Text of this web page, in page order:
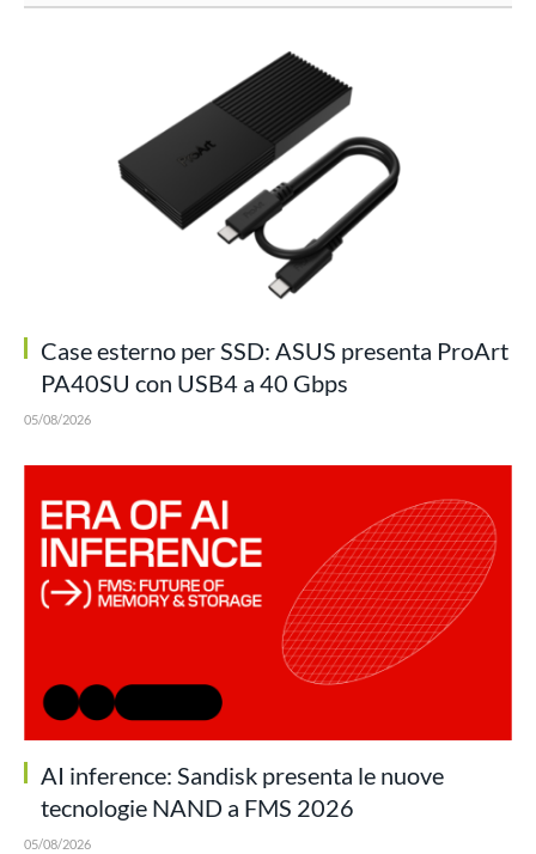
Case esterno per SSD: ASUS presenta ProArt
PA40SU con USB4 a 40 Gbps
05/08/2026
AI inference: Sandisk presenta le nuove
tecnologie NAND a FMS 2026
05/08/2026